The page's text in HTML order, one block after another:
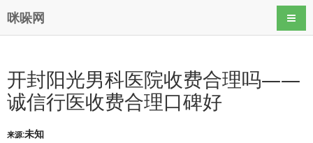
咪哚网 导航
开封阳光男科医院收费合理吗——
诚信行医收费合理口碑好
来源:未知